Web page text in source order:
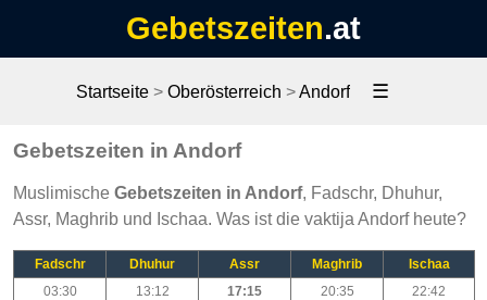
Gebetszeiten.at
Startseite > Oberösterreich >Andorf ☰
Gebetszeiten in Andorf
Muslimische Gebetszeiten in Andorf, Fadschr, Dhuhur,
Assr, Maghrib und Ischaa. Was ist die vaktija Andorf heute?
Fadschr Dhuhur Assr Maghrib
Ischaa
03:30
13:12 17:15 20:35 22:42